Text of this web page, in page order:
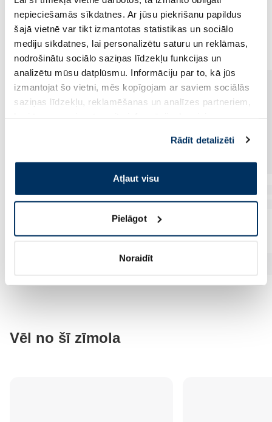
nepieciešamās sīkdatnes. Ar jūsu piekrišanu papildus
šajā vietnē var tikt izmantotas statistikas un sociālo
mediju sīkdatnes, lai personalizētu saturu un reklāmas,
nodrošinātu sociālo saziņas līdzekļu funkcijas un
analizētu mūsu datplūsmu. Informāciju par to, kā jūs
izmantojat šo vietni, mēs kopīgojam ar saviem sociālās
saziņas līdzekļu, reklamēšanas un analīzes partneriem,
pakalpojumus. Ja piekrītat šo papildu sīkdatņu
izmantošanai, lūdzu, atzīmējiet savu izvēli:
Rādīt detalizēti
Atļaut visu
Pielāgot
Noraidīt
Populārākie kategorijā
Vēl no šī zīmola